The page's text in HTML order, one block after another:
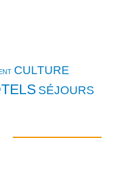
CULTURE
SÉJOURS